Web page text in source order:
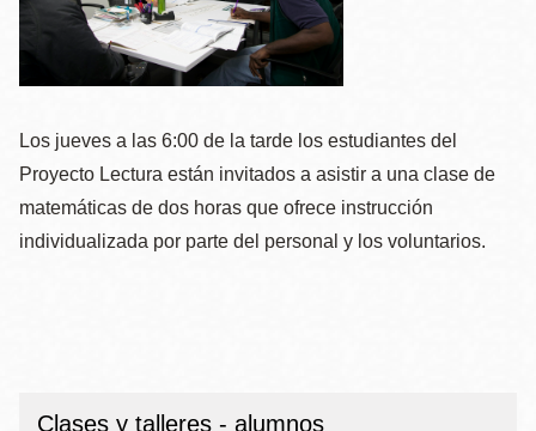
Los jueves a las 6:00 de la tarde los estudiantes del
Proyecto Lectura están invitados a asistir a una clase de
matemáticas de dos horas que ofrece instrucción
individualizada por parte del personal y los voluntarios.
Clases y talleres - alumnos